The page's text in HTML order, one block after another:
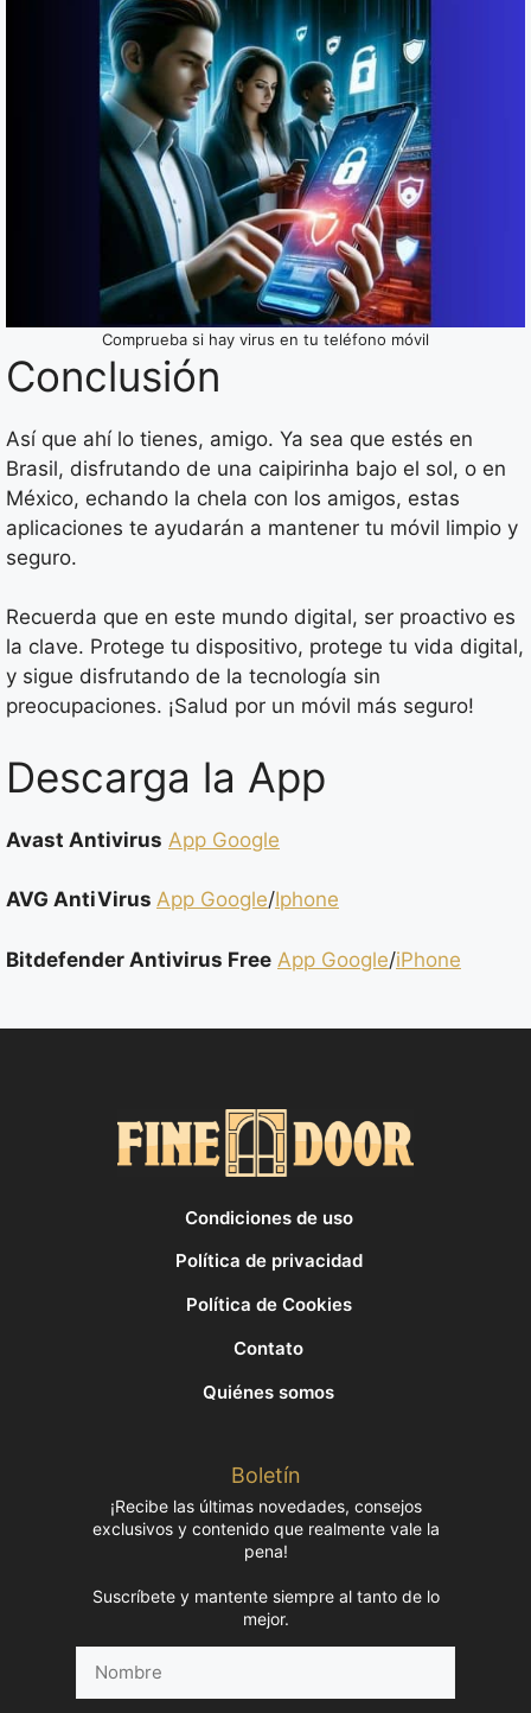
Comprueba si hay virus en tu teléfono móvil
Conclusión
Así que ahí lo tienes, amigo. Ya sea que estés en
Brasil, disfrutando de una caipirinha bajo el sol, o en
México, echando la chela con los amigos, estas
aplicaciones te ayudarán a mantener tu móvil limpio y
seguro.
Recuerda que en este mundo digital, ser proactivo es
la clave. Protege tu dispositivo, protege tu vida digital,
y sigue disfrutando de la tecnología sin
preocupaciones. ¡Salud por un móvil más seguro!
Descarga la App
Avast Antivirus App Google
AVG AntiVirus App Google/Iphone
Bitdefender Antivirus Free App Google/iPhone
Condiciones de uso
Política de privacidad
Política de Cookies
Contato
Quiénes somos
Boletín
¡Recibe las últimas novedades, consejos
exclusivos y contenido que realmente vale la
pena!
Suscríbete y mantente siempre al tanto de lo
mejor.